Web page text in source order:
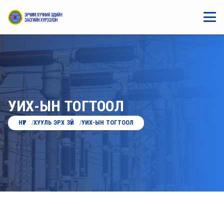
УИХ-ЫН ТОГТООЛ
НҮҮР ХУУЛЬ ЭРХ ЗҮЙ УИХ-ЫН ТОГТООЛ